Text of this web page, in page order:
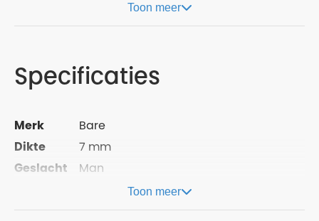
Toon meer
Specificaties
Merk
Bare
Dikte
7 mm
Geslacht
Man
Toon meer